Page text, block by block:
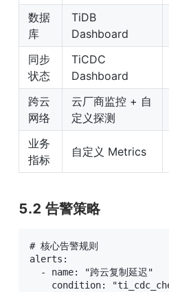
数据
库
TiDB
Dashboard
同步
状态
TiCDC
Dashboard
跨云
网络
云厂商监控 + 自
定义探测
业务
指标
自定义 Metrics
5.2 告警策略
# 核心告警规则
alerts:
  - name: "跨云复制延迟"
condition: